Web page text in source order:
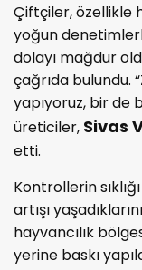
Çiftçiler, özellikle
yoğun
dolayı mağdur
çağrıda bulundu.
yapıyoruz, bir de
üreticiler, Sivas
etti.
Kontrollerin
artışı
hayvancılık
yerine baskı